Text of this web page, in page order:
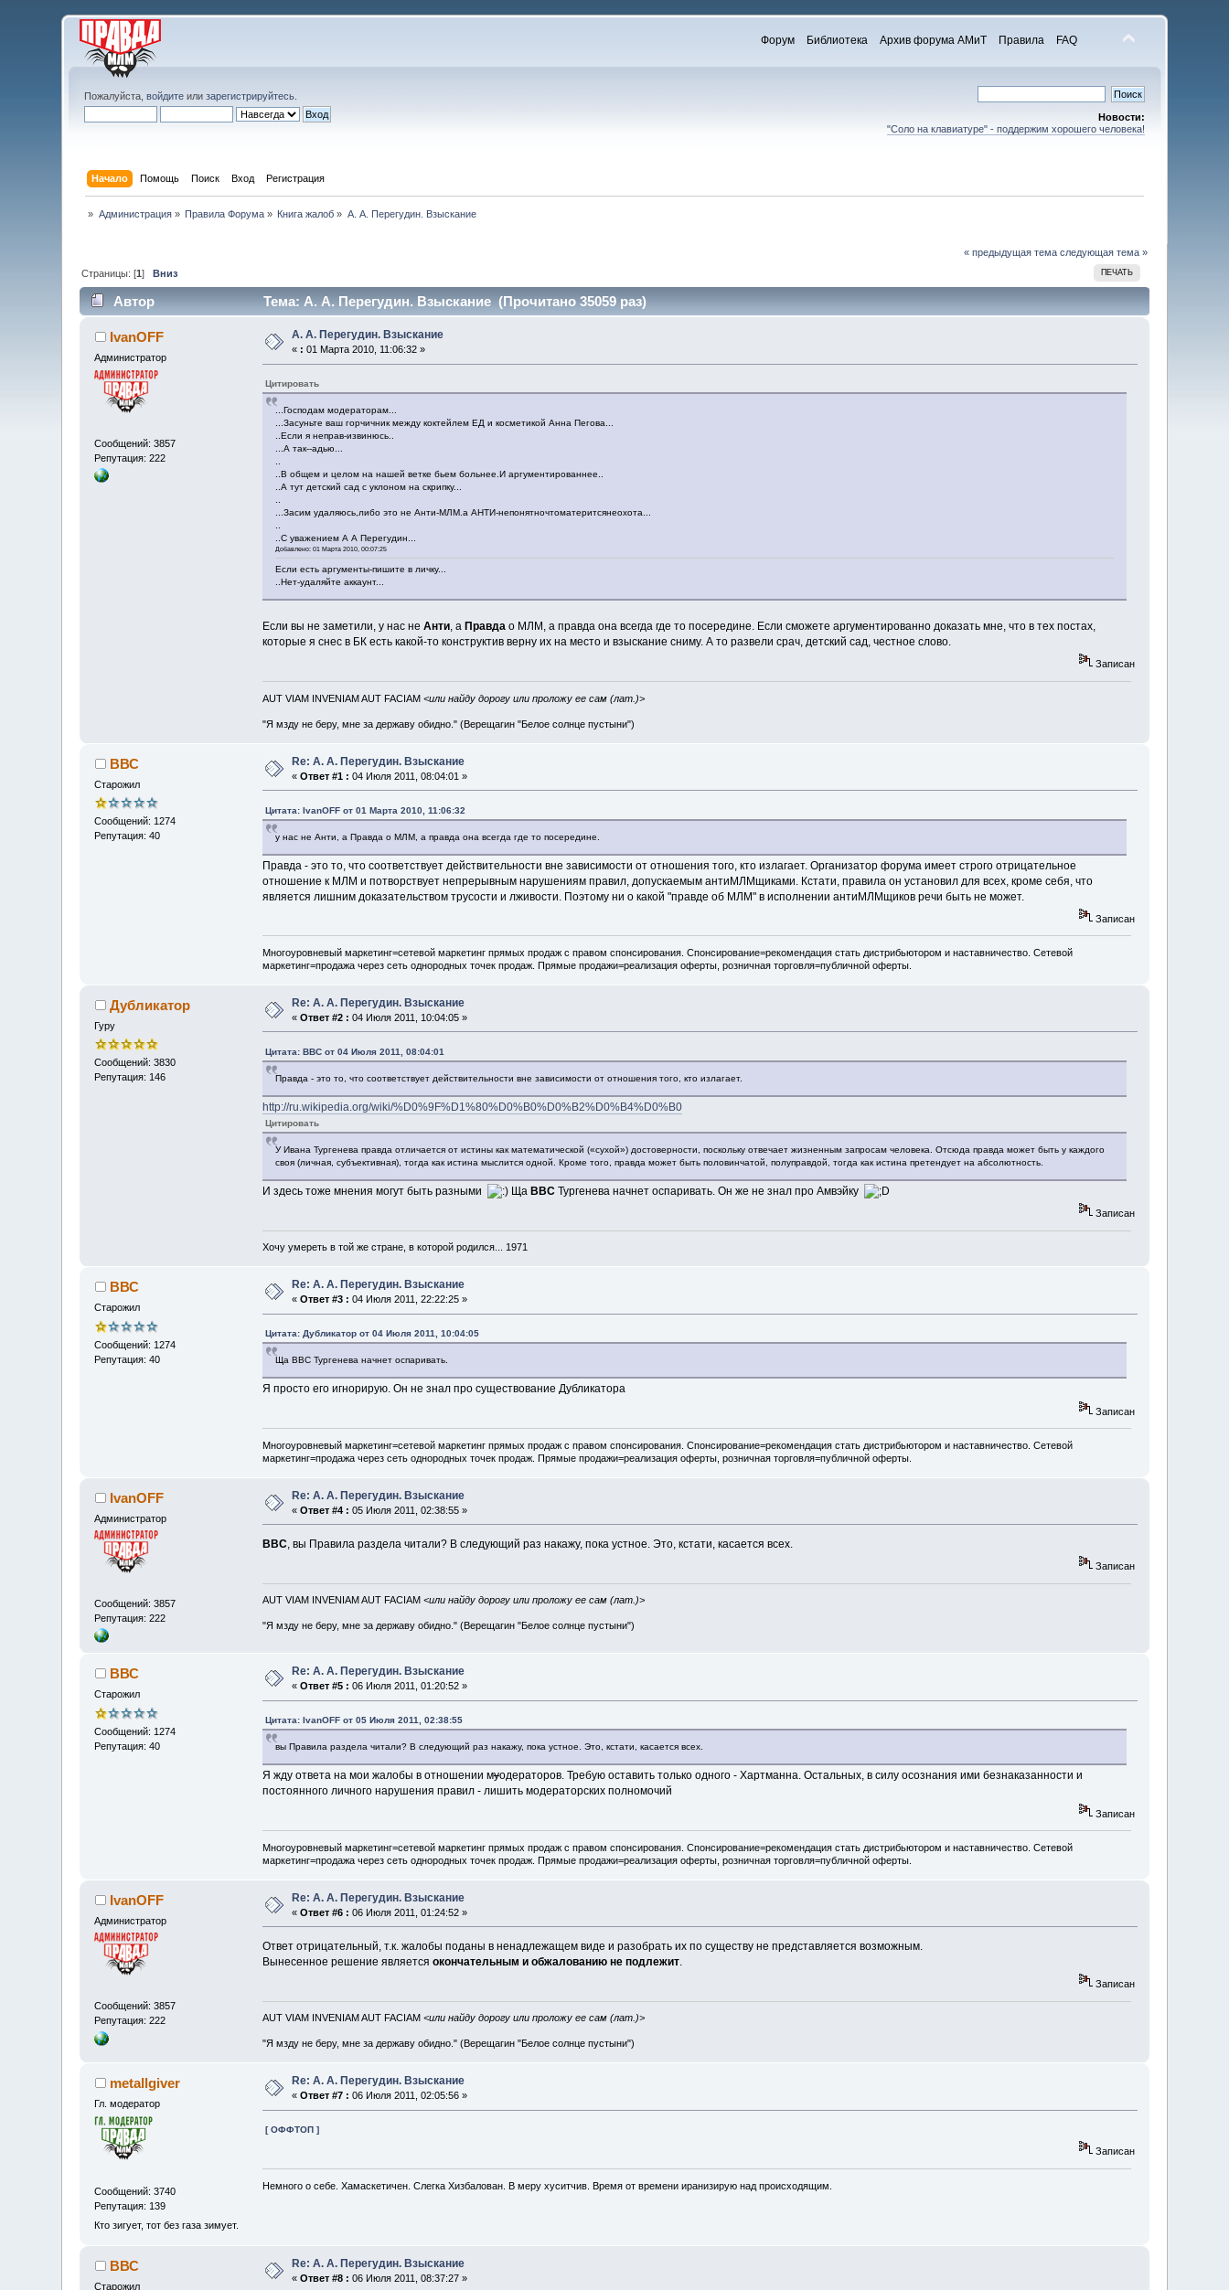
Форум Библиотека Архив форума АМиТ Правила FAQ
Пожалуйста,войдите илизарегистрируйтесь
Новости:
"Соло на клавиатуре" - поддержим хорошего человека!
Начало Помощь Поиск Вход Регистрация
» Администрация» Правила Форума » Книга жалоб » А. А. Перегудин. Взыскание
« предыдущая тема следующая тема »
ПЕЧАТЬ
Страницы: [1]Вниз
Автор Тема: А. А. Перегудин. Взыскание (Прочитано 35059 раз)
IvanOFF
Администратор
Сообщений: 3857
Репутация: 222
А. А. Перегудин. Взыскание
« : 01 Марта 2010, 11:06:32 »
Цитировать
...Господам модераторам...
...Засуньте ваш горчичник между коктейлем ЕД и косметикой Анна Пегова...
..Если я неправ-извинюсь..
...А так--адью...
..
..В общем и целом на нашей ветке бьем больнее.И аргументированнее..
..А тут детский сад с уклоном на скрипку...
..
...Засим удаляюсь,либо это не Анти-МЛМ.а АНТИ-непонятночтоматеритсянеохота...
..
..С уважением А А Перегудин...
Добавлено: 01 Марта 2010, 00:07:25
Если есть аргументы-пишите в личку...
..Нет-удаляйте аккаунт...
Если вы не заметили, у нас не Анти, а Правдао МЛМ, а правда она всегда где то посередине. Если сможете аргументированно доказать мне, что в тех постах,
которые я снес в БК есть какой-то конструктив верну их на место и взыскание сниму. А то развели срач, детский сад, честное слово.
Записан
AUT VIAM INVENIAM AUT FACIAM <или найду дорогу или проложу ее сам (лат.)>
"Я мзду не беру, мне за державу обидно." (Верещагин "Белое солнце пустыни")
ВВС
Старожил
Сообщений: 1274
Репутация: 40
Re: А. А. Перегудин. Взыскание
«Ответ #1 : 04 Июля 2011, 08:04:01 »
Цитата: IvanOFF от 01 Марта 2010, 11:06:32
у нас не Анти, а Правда о МЛМ, а правда она всегда где то посередине.
Правда - это то, что соответствует действительности вне зависимости от отношения того, кто излагает. Организатор форума имеет строго отрицательное
отношение к МЛМ и потворствует непрерывным нарушениям правил, допускаемым антиМЛМщиками. Кстати, правила он установил для всех, кроме себя, что
является лишним доказательством трусости и лживости. Поэтому ни о какой "правде об МЛМ" в исполнении антиМЛМщиков речи быть не может.
Записан
Многоуровневый маркетинг=сетевой маркетинг прямых продаж с правом спонсирования. Спонсирование=рекомендация стать дистрибьютором и наставничество. Сетевой
маркетинг=продажа через сеть однородных точек продаж. Прямые продажи=реализация оферты, розничная торговля=публичной оферты.
Дубликатор
Гуру
Сообщений: 3830
Репутация: 146
Re: А. А. Перегудин. Взыскание
«Ответ #2 : 04 Июля 2011, 10:04:05 »
Цитата: ВВС от 04 Июля 2011, 08:04:01
Правда - это то, что соответствует действительности вне зависимости от отношения того, кто излагает.
http://ru.wikipedia.org/wiki/%D0%9F%D1%80%D0%B0%D0%B2%D0%B4%D0%B0
Цитировать
У Ивана Тургенева правда отличается от истины как математической («сухой») достоверности, поскольку отвечает жизненным запросам человека. Отсюда правда может быть у каждого
своя (личная, субъективная), тогда как истина мыслится одной. Кроме того, правда может быть половинчатой, полуправдой, тогда как истина претендует на абсолютность.
И здесь тоже мнения могут быть разными Ща ВВСТургенева начнет оспаривать. Он же не знал про Амвэйку
Записан
Хочу умереть в той же стране, в которой родился... 1971
ВВС
Старожил
Сообщений: 1274
Репутация: 40
Re: А. А. Перегудин. Взыскание
«Ответ #3 : 04 Июля 2011, 22:22:25 »
Цитата: Дубликатор от 04 Июля 2011, 10:04:05
Ща ВВС Тургенева начнет оспаривать.
Я просто его игнорирую. Он не знал про существование Дубликатора
Записан
Многоуровневый маркетинг=сетевой маркетинг прямых продаж с правом спонсирования. Спонсирование=рекомендация стать дистрибьютором и наставничество. Сетевой
маркетинг=продажа через сеть однородных точек продаж. Прямые продажи=реализация оферты, розничная торговля=публичной оферты.
IvanOFF
Администратор
Сообщений: 3857
Репутация: 222
Re: А. А. Перегудин. Взыскание
«Ответ #4 : 05 Июля 2011, 02:38:55 »
ВВС, вы Правила раздела читали? В следующий раз накажу, пока устное. Это, кстати, касается всех.
Записан
AUT VIAM INVENIAM AUT FACIAM <или найду дорогу или проложу ее сам (лат.)>
"Я мзду не беру, мне за державу обидно." (Верещагин "Белое солнце пустыни")
ВВС
Старожил
Сообщений: 1274
Репутация: 40
Re: А. А. Перегудин. Взыскание
«Ответ #5 : 06 Июля 2011, 01:20:52 »
Цитата: IvanOFF от 05 Июля 2011, 02:38:55
вы Правила раздела читали? В следующий раз накажу, пока устное. Это, кстати, касается всех.
Я жду ответа на мои жалобы в отношении муодераторов. Требую оставить только одного - Хартманна. Остальных, в силу осознания ими безнаказанности и
постоянного личного нарушения правил - лишить модераторских полномочий
Записан
Многоуровневый маркетинг=сетевой маркетинг прямых продаж с правом спонсирования. Спонсирование=рекомендация стать дистрибьютором и наставничество. Сетевой
маркетинг=продажа через сеть однородных точек продаж. Прямые продажи=реализация оферты, розничная торговля=публичной оферты.
IvanOFF
Администратор
Сообщений: 3857
Репутация: 222
Re: А. А. Перегудин. Взыскание
«Ответ #6 : 06 Июля 2011, 01:24:52 »
Ответ отрицательный, т.к. жалобы поданы в ненадлежащем виде и разобрать их по существу не представляется возможным.
Вынесенное решение является окончательным и обжалованию не подлежит.
Записан
AUT VIAM INVENIAM AUT FACIAM <или найду дорогу или проложу ее сам (лат.)>
"Я мзду не беру, мне за державу обидно." (Верещагин "Белое солнце пустыни")
metallgiver
Гл. модератор
Сообщений: 3740
Репутация: 139
Кто зигует, тот без газа зимует.
Re: А. А. Перегудин. Взыскание
«Ответ #7 : 06 Июля 2011, 02:05:56 »
[ ОФФТОП ]
Записан
Немного о себе. Хамаскетичен. Слегка Хизбалован. В меру хуситчив. Время от времени иранизирую над происходящим.
ВВС
Старожил
Re: А. А. Перегудин. Взыскание
«Ответ #8 : 06 Июля 2011, 08:37:27 »